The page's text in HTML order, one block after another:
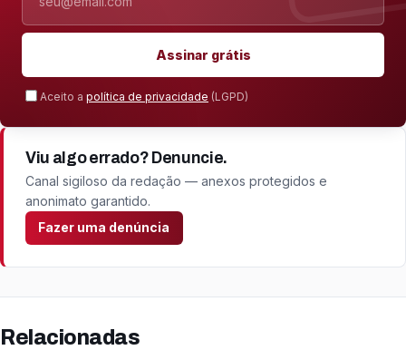
Assinar grátis
Aceito a política de privacidade (LGPD)
Viu algo errado? Denuncie.
Canal sigiloso da redação — anexos protegidos e
anonimato garantido.
Fazer uma denúncia
Relacionadas